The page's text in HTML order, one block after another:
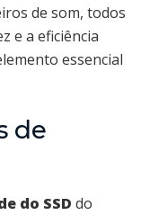
de som, todos
e a eficiência
essencial
de
do SSD do